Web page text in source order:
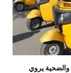
والضحية يروي